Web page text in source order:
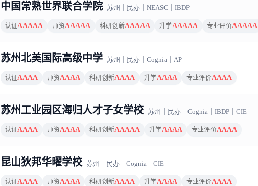
中国常熟世界联合学院 苏州 民办｜ NEASC IBDP
认证AAAAA 师资AAAAA 科研创新AAAAA 升学AAAAA 专业评价AAAAA
苏州北美国际高级中学 苏州 民办｜ Cognia｜ AP
认证AAAA 师资AAAA 科研创新AAAA 升学AAAA 专业评价AAAA
苏州工业园区海归人才子女学校 苏州 民办｜ Cognia｜ IBDP｜ CIE
认证AAAA 师资AAAA 科研创新AAAAA 升学AAAA 专业评价AAAA
昆山狄邦华曜学校 苏州 民办｜ Cognia｜ CIE
认证AAAA 师资AAAA 科研创新AAAA 升学AAAA 专业评价AAAA